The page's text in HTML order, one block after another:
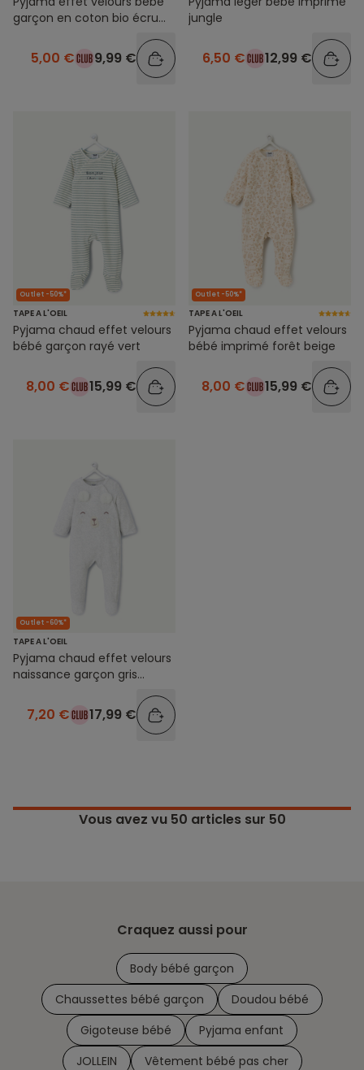
garçon en coton bio écru
5,00 € 9,99 €
jungle
6,50 € 12,99 €
Outlet -50%*
TAPE A L'OEIL
Pyjama chaud effet velours
bébé garçon rayé vert
8,00 € 15,99 €
Outlet -50%*
TAPE A L'OEIL
Pyjama chaud effet velours
bébé imprimé forêt beige
8,00 € 15,99 €
Outlet -60%*
TAPE A L'OEIL
Pyjama chaud effet velours
naissance garçon gris
7,20 € 17,99 €
Vous avez vu 50 articles sur 50
Craquez aussi pour
Body bébé garçon
Chaussettes bébé garçon
Doudou bébé
Gigoteuse bébé
Pyjama enfant
JOLLEIN
Vêtement bébé pas cher